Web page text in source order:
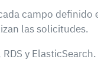
campo definido
las solicitudes.
y ElasticSearch.